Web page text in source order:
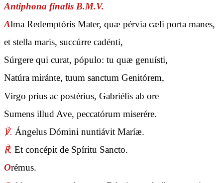
Antiphona finalis B.M.V.
Alma Redemptóris Mater, quæ pérvia cæli porta manes,
et stella maris, succúrre cadénti,
Súrgere qui curat, pópulo: tu quæ genuísti,
Natúra miránte, tuum sanctum Genitórem,
Virgo prius ac postérius, Gabriélis ab ore
Sumens illud Ave, peccatórum miserére.
℣. Ángelus Dómini nuntiávit Maríæ.
℟. Et concépit de Spíritu Sancto.
Orémus.